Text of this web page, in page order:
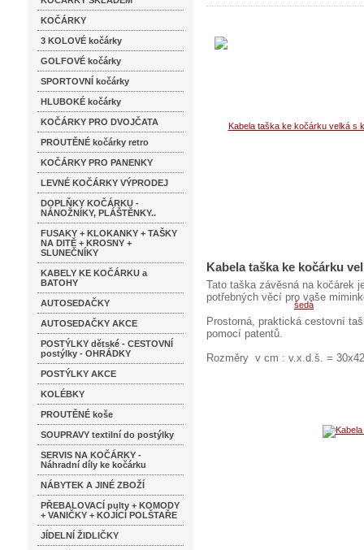
KOČÁRKY
3 KOLOVÉ kočárky
GOLFOVÉ kočárky
SPORTOVNÍ kočárky
HLUBOKÉ kočárky
KOČÁRKY PRO DVOJČATA
PROUTĚNÉ kočárky retro
KOČÁRKY PRO PANENKY
LEVNÉ KOČÁRKY VÝPRODEJ
DOPLŇKY KOČÁRKU -
NÁNOŽNÍKY, PLÁŠTĚNKY..
FUSAKY + KLOKANKY + TAŠKY
NA DITĚ + KROSNY +
SLUNEČNÍKY
KABELY KE KOČÁRKU a
BATOHY
AUTOSEDAČKY
AUTOSEDAČKY AKCE
POSTÝLKY dětské - CESTOVNÍ
postýlky - OHRÁDKY
POSTÝLKY AKCE
KOLÉBKY
PROUTĚNÉ koše
SOUPRAVY textilní do postýlky
SERVIS NA KOČÁRKY -
Náhradní díly ke kočárku
NÁBYTEK A JINÉ ZBOŽÍ
PŘEBALOVACÍ pulty + KOMODY
+ VANIČKY + KOJÍCÍ POLŠTAŘE
JÍDELNÍ ŽIDLIČKY
Kabela taška ke kočárku
Tato taška závěsná na kočárek
potřebných věcí pro vaše
Prostorná, praktická cestovní
pomocí patentů.
Rozměry v cm : v.x.d.š. =